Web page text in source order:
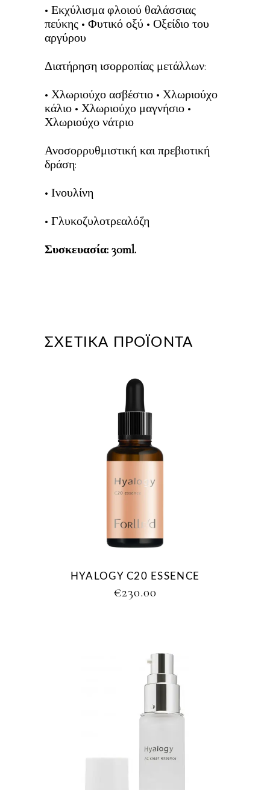
• Εκχύλισμα φλοιού θαλάσσιας
πεύκης • Φυτικό οξύ • Οξείδιο του
αργύρου
Διατήρηση ισορροπίας μετάλλων:
• Χλωριούχο ασβέστιο • Χλωριούχο
κάλιο • Χλωριούχο μαγνήσιο •
Χλωριούχο νάτριο
Ανοσορρυθμιστική και πρεβιοτική
δράση:
• Ινουλίνη
• Γλυκοζυλοτρεαλόζη
Συσκευασία: 30ml.
ΣΧΕΤΙΚΆ ΠΡΟΪΌΝΤΑ
HYALOGY C20 ESSENCE
€230.00